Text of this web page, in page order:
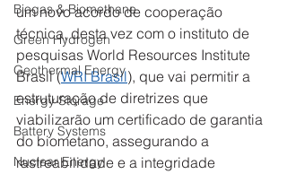
Biogas & Biomethane
Green Hydrogen
Geothermal Energy
Energy Storage
Battery Systems
Nuclear Energy
um novo acordo de cooperação
técnica, desta vez com o instituto de
pesquisas World Resources Institute
Brasil (WRI Brasil), que vai permitir a
estruturação de diretrizes que
viabilizarão um certificado de garantia
do biometano, assegurando a
rastreabilidade e a integridade